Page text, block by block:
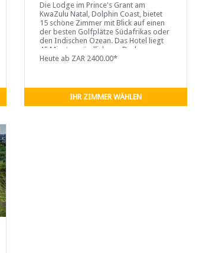
Die Lodge im Prince's Grant am
KwaZulu Natal, Dolphin Coast, bietet
15 schöne Zimmer mit Blick auf einen
der besten Golfplätze Südafrikas oder
den Indischen Ozean. Das Hotel liegt
45 Minuten nördlich von Durban ...
Heute ab ZAR 2400.00*
IHR ZIMMER WÄHLEN